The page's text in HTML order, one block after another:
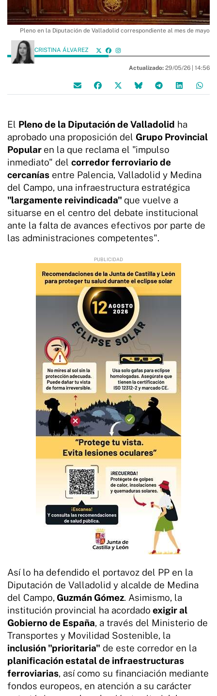
Pleno en la Diputación de Valladolid correspondiente al mes de mayo
CRISTINA ÁLVAREZ
Actualizado: 29/05/26 | 14:56
El Pleno de la Diputación de Valladolid ha
aprobado una proposición del Grupo Provincial
Popular en la que reclama el "impulso
inmediato" del corredor ferroviario de
cercanías entre Palencia, Valladolid y Medina
del Campo, una infraestructura estratégica
"largamente reivindicada" que vuelve a
situarse en el centro del debate institucional
ante la falta de avances efectivos por parte de
las administraciones competentes".
Así lo ha defendido el portavoz del PP en la
Diputación de Valladolid y alcalde de Medina
del Campo, Guzmán Gómez. Asimismo, la
institución provincial ha acordado exigir al
Gobierno de España, a través del Ministerio de
Transportes y Movilidad Sostenible, la
inclusión "prioritaria" de este corredor en la
planificación estatal de infraestructuras
ferroviarias, así como su financiación mediante
fondos europeos, en atención a su carácter